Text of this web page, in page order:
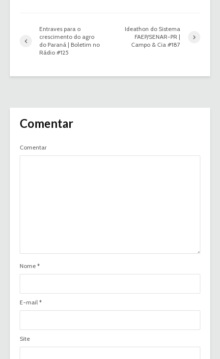
Entraves para o
crescimento do agro
do Paraná | Boletim no
Rádio #125
Ideathon do Sistema
FAEP/SENAR-PR |
Campo & Cia #187
Comentar
Comentar
Nome *
E-mail *
Site